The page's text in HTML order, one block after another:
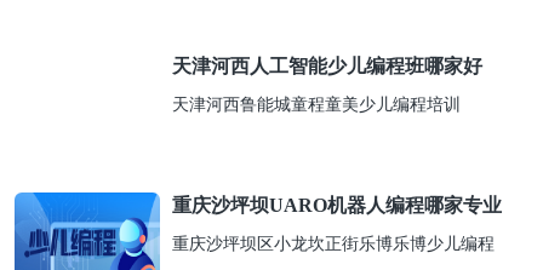
天津河西人工智能少儿编程班哪家好
天津河西鲁能城童程童美少儿编程培训
重庆沙坪坝UARO机器人编程哪家专业
重庆沙坪坝区小龙坎正街乐博乐博少儿编程